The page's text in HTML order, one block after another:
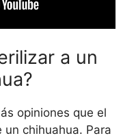
a un
opiniones que el
chihuahua. Para